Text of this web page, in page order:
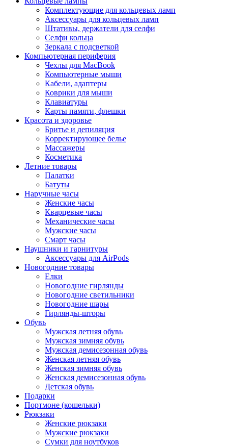
Комплектующие для кольцевых ламп
Аксессуары для кольцевых ламп
Штативы, держатели для селфи
Селфи кольца
Зеркала с подсветкой
Компьютерная периферия
Чехлы для MacBook
Компьютерные мыши
Кабели, адаптеры
Коврики для мыши
Клавиатуры
Карты памяти, флешки
Красота и здоровье
Бритье и депиляция
Корректирующее белье
Массажеры
Косметика
Летние товары
Палатки
Батуты
Наручные часы
Женские часы
Кварцевые часы
Механические часы
Мужские часы
Смарт часы
Наушники и гарнитуры
Аксессуары для AirPods
Новогодние товары
Елки
Новогодние гирлянды
Новогодние светильники
Новогодние шары
Гирлянды-шторы
Обувь
Мужская летняя обувь
Мужская зимняя обувь
Мужская демисезонная обувь
Женская летняя обувь
Женская зимняя обувь
Женская демисезонная обувь
Детская обувь
Подарки
Портмоне (кошельки)
Рюкзаки
Женские рюкзаки
Мужские рюкзаки
Сумки для ноутбуков